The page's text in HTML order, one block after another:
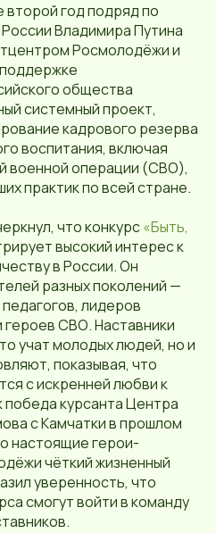
второй год подряд по
Владимира Путина
Росмолодёжи и
общества
системный проект,
кадрового резерва
воспитания, включая
военной операции (СВО),
практик по всей стране.
что конкурс«Быть,
высокий интерес к
в России. Он
разных поколений —
лидеров
СВО. Наставники
учат молодых людей, но и
показывая, что
с искренней любви к
победа курсанта Центра
с Камчатки в прошлом
настоящие герои-
чёткий жизненный
уверенность, что
смогут войти в команду